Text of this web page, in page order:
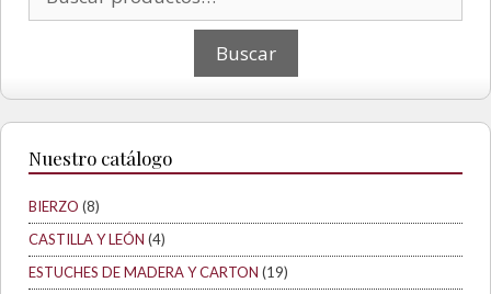
Nuestro catálogo
BIERZO (8)
CASTILLA Y LEÓN (4)
ESTUCHES DE MADERA Y CARTON (19)